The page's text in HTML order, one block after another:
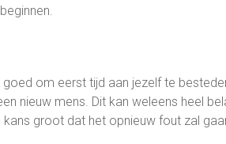
om eerst tijd aan jezelf te
nieuw mens. Dit kan weleens heel
groot dat het opnieuw fout zal